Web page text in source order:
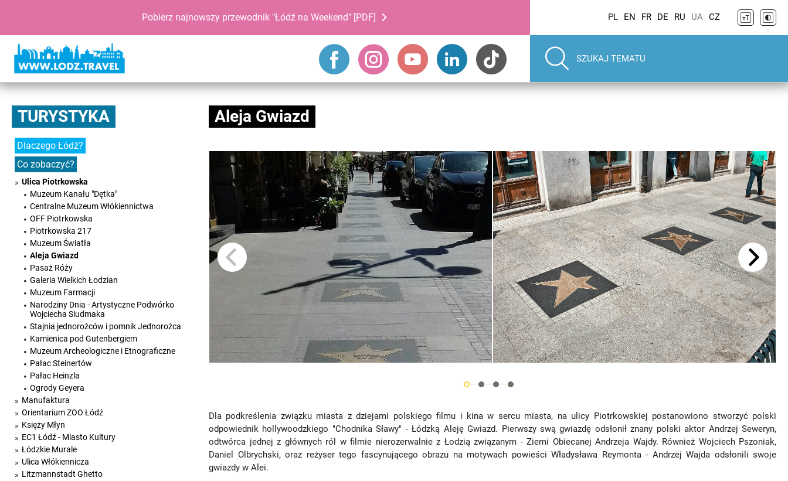
Pobierz najnowszy przewodnik "Łódź na Weekend" [PDF] PL EN FR DE RU UA CZ
TURYSTYKA
Dlaczego Łódź?
Co zobaczyć?
Ulica Piotrkowska
Muzeum Kanału "Dętka"
Centralne Muzeum Włókiennictwa
OFF Piotrkowska
Piotrkowska 217
Muzeum Światła
Aleja Gwiazd
Pasaż Róży
Galeria Wielkich Łodzian
Muzeum Farmacji
Narodziny Dnia - Artystyczne Podwórko
Wojciecha Siudmaka
Stajnia jednorożców i pomnik Jednorożca
Kamienica pod Gutenbergiem
Muzeum Archeologiczne i Etnograficzne
Pałac Steinertów
Pałac Heinzla
Ogrody Geyera
Manufaktura
Orientarium ZOO Łódź
Księży Młyn
EC1 Łódź - Miasto Kultury
Łódzkie Murale
Ulica Włókiennicza
Litzmannstadt Ghetto
Aleja Gwiazd
Dla podkreślenia związku miasta z dziejami polskiego filmu i kina w sercu miasta, na ulicy Piotrkowskiej postanowiono stworzyć polski
odpowiednik hollywoodzkiego "Chodnika Sławy" - Łódzką Aleję Gwiazd. Pierwszy swą gwiazdę odsłonił znany polski aktor Andrzej Seweryn,
odtwórca jednej z głównych ról w filmie nierozerwalnie z Łodzią związanym - Ziemi Obiecanej Andrzeja Wajdy. Również Wojciech Pszoniak,
Daniel Olbrychski, oraz reżyser tego fascynującego obrazu na motywach powieści Władysława Reymonta - Andrzej Wajda odsłonili swoje
gwiazdy w Alei.